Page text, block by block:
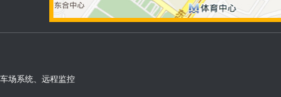
场系统、远程监控